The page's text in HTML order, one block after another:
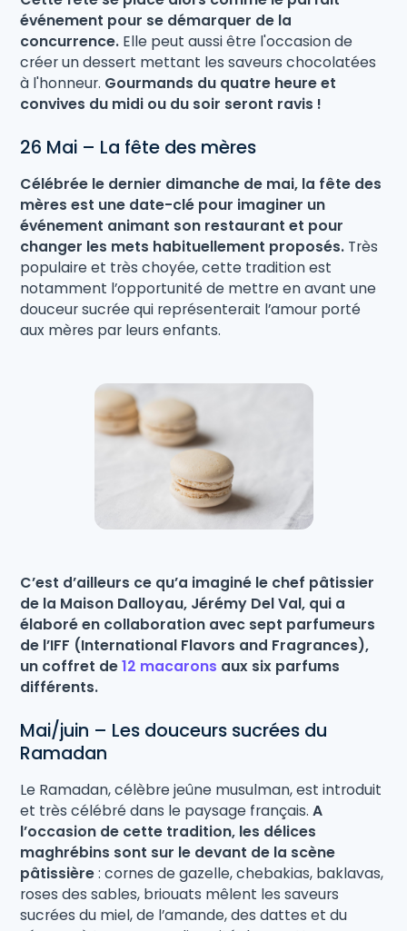
événement pour se démarquer de la
concurrence. Elle peut aussi être l'occasion de
créer un dessert mettant les saveurs chocolatées
à l'honneur. Gourmands du quatre heure et
convives du midi ou du soir seront ravis !
26 Mai – La fête des mères
Célébrée le dernier dimanche de mai, la fête des
mères est une date-clé pour imaginer un
événement animant son restaurant et pour
changer les mets habituellement proposés. Très
populaire et très choyée, cette tradition est
notamment l’opportunité de mettre en avant une
douceur sucrée qui représenterait l’amour porté
aux mères par leurs enfants.
C’est d’ailleurs ce qu’a imaginé le chef pâtissier
de la Maison Dalloyau, Jérémy Del Val, qui a
élaboré en collaboration avec sept parfumeurs
de l’IFF (International Flavors and Fragrances),
un coffret de12 macarons aux six parfums
différents.
Mai/juin – Les douceurs sucrées du
Ramadan
Le Ramadan, célèbre jeûne musulman, est introduit
et très célébré dans le paysage français.A
l’occasion de cette tradition, les délices
maghrébins sont sur le devant de la scène
pâtissière: cornes de gazelle, chebakias, baklavas,
roses des sables, briouats mêlent les saveurs
sucrées du miel, de l’amande, des dattes et du